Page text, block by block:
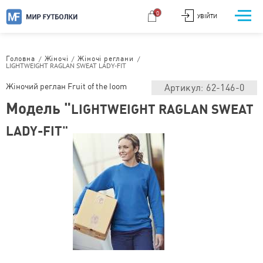
УВІЙТИ
0
Головна / Жіночі /Жіночі реглани /
LIGHTWEIGHT RAGLAN SWEAT LADY-FIT
Жіночий реглан Fruit of the loom Артикул: 62-146-0
Модель "LIGHTWEIGHT RAGLAN SWEAT
LADY-FIT"